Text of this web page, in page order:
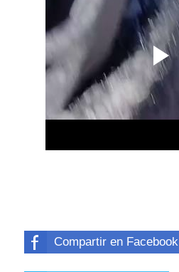
Compartir en Facebook